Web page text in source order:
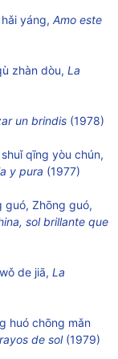
hǎi yáng, Amo este
zhàn dòu, La
un brindis (1978)
shuǐ qīng yòu chún,
y pura (1977)
guó, Zhōng guó,
sol brillante que
de jiā, La
huó chōng mǎn
de sol(1979)